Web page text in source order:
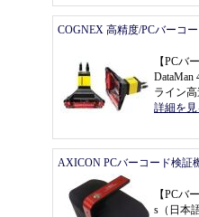
COGNEX 高精度/PCバーコ
【PCバ
ライン
詳細を
AXICON PCバーコード検証
【PCバ
s （ 日本